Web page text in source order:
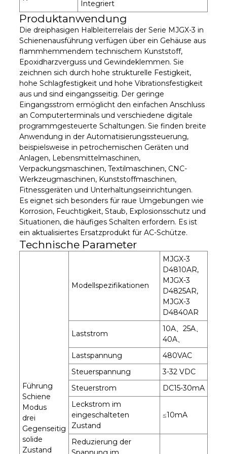
Integriert
Produktanwendung
Die dreiphasigen Halbleiterrelais der Serie MJGX-3 in
Schienenausführung verfügen über ein Gehäuse aus
flammhemmendem technischem Kunststoff,
Epoxidharzverguss und Gewindeklemmen. Sie
zeichnen sich durch hohe strukturelle Festigkeit,
hohe Schlagfestigkeit und hohe Vibrationsfestigkeit
aus und sind eingangsseitig. Der geringe
Eingangsstrom ermöglicht den einfachen Anschluss
an Computerterminals und verschiedene digitale
programmgesteuerte Schaltungen. Sie finden breite
Anwendung in der Automatisierungssteuerung,
beispielsweise in petrochemischen Geräten und
Anlagen, Lebensmittelmaschinen,
Verpackungsmaschinen, Textilmaschinen, CNC-
Werkzeugmaschinen, Kunststoffmaschinen,
Fitnessgeräten und Unterhaltungseinrichtungen.
Es eignet sich besonders für raue Umgebungen wie
Korrosion, Feuchtigkeit, Staub, Explosionsschutz und
Situationen, die häufiges Schalten erfordern. Es ist
ein aktualisiertes Ersatzprodukt für AC-Schütze.
Technische Parameter
Führung
Schiene
Modus
drei
Gegenseitig
solide
Zustand
Modellspezifikationen
MJGX-3
D4810AR,
MJGX-3
D4825AR,
MJGX-3
D4840AR
Laststrom
10A、25A、
40A、
Lastspannung
480VAC
Steuerspannung
3-32 VDC
Steuerstrom
DC15-30mA
Leckstrom im
eingeschalteten
Zustand
≤10mA
Reduzierung der